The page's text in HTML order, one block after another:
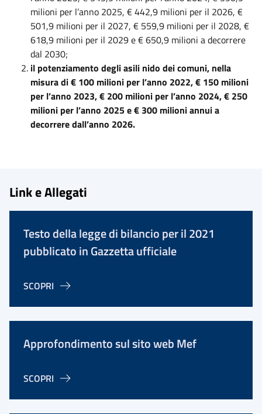
milioni per l’anno 2025, € 442,9 milioni per il 2026, €
501,9 milioni per il 2027, € 559,9 milioni per il 2028, €
618,9 milioni per il 2029 e € 650,9 milioni a decorrere
dal 2030;
il potenziamento degli asili nido dei comuni, nella
misura di € 100 milioni per l’anno 2022, € 150 milioni
per l’anno 2023, € 200 milioni per l’anno 2024, € 250
milioni per l’anno 2025 e € 300 milioni annui a
decorrere dall’anno 2026.
Link e Allegati
Testo della legge di bilancio per il 2021
pubblicato in Gazzetta ufficiale
SCOPRI
Approfondimento sul sito web Mef
SCOPRI